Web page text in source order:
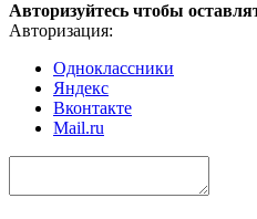
Авторизуйтесь чтобы
Авторизация:
Одноклассники
Яндекс
Вконтакте
Mail.ru